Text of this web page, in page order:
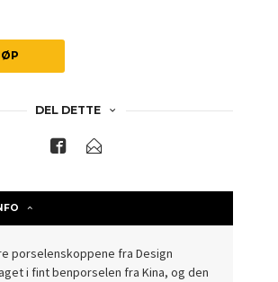
DEL DETTE
porselenskoppene fra Design
i fint benporselen fra Kina, og den